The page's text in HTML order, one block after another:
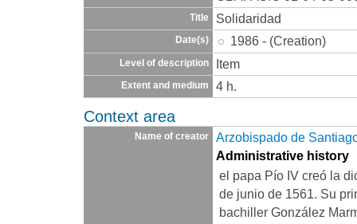
Title Solidaridad
Date(s) 1986 - (Creation)
Level of description Item
Extent and medium 4 h.
Context area
Name of creator
Arzobispado de
Administrative history
el papa Pío IV creó la
de junio de 1561. Su
bachiller González